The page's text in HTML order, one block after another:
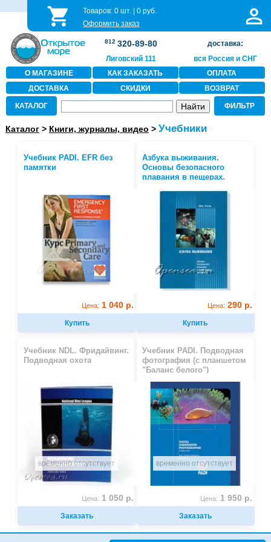
Товаров:0 шт. |0 руб.
Оформить заказ
812 320-89-80
Лиговский 111
доставка:
вся Россия и СНГ
О МАГАЗИНЕ
КАК ЗАКАЗАТЬ
ОПЛАТА
ДОСТАВКА
СКИДКИ ВОЗВРАТ
КАТАЛОГ ФИЛЬТР
Каталог> Книги, журналы, видео > Учебники
Учебник PADI. EFR без
памятки
Цена: 1 040 р.
Купить
Азбука выживания.
Основы безопасного
плавания в пещерах.
Цена: 290 р.
Купить
Учебник NDL. Фридайвинг.
Подводная охота
временно отсутствует
Цена: 1 050 р.
Заказать
Учебник PADI. Подводная
фотография (с планшетом
"Баланс белого")
временно отсутствует
Цена: 1 950 р.
Заказать